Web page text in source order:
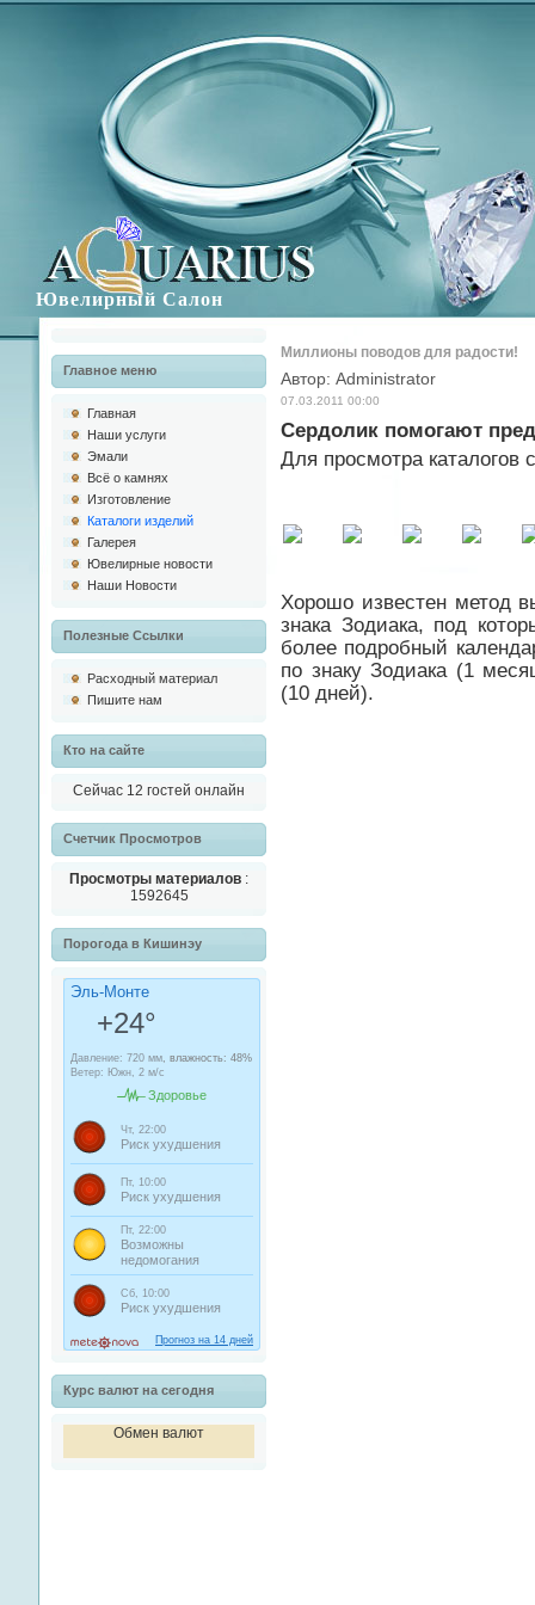
Ювелирный Салон
Главное меню
Главная
Наши услуги
Эмали
Всё о камнях
Изготовлениe
Каталоги изделий
Галерея
Ювелирные новости
Наши Новости
Полезные Ссылки
Расходный материал
Пишите нам
Кто на сайте
Сейчас 12 гостей онлайн
Cчетчик Просмотров
Просмотры материалов :
1592645
Порогода в Кишинэу
Курс валют на сегодня
Обмен валют
Миллионы поводов для радости!
Автор: Administrator
07.03.2011 00:00
Сердолик помогают
Для просмотра каталогов
Хорошо известен метод
знака Зодиака, под
более подробный
по знаку Зодиака (1
(10 дней).